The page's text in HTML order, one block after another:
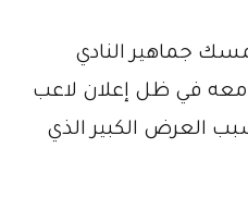
جماهير النادي
معه في ظل إعلان لاعب
العرض الكبير الذي